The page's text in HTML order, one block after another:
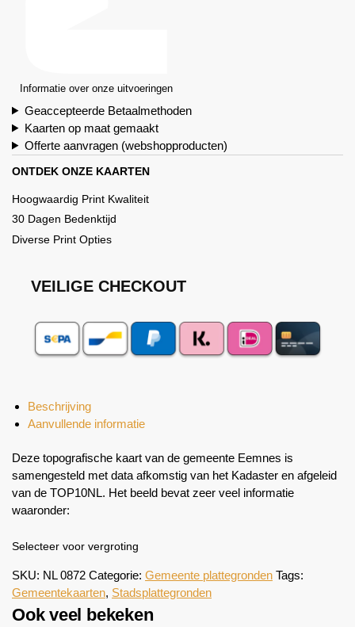
Informatie over onze uitvoeringen
Geaccepteerde Betaalmethoden
Kaarten op maat gemaakt
Offerte aanvragen (webshopproducten)
ONTDEK ONZE KAARTEN
Hoogwaardig Print Kwaliteit
30 Dagen Bedenktijd
Diverse Print Opties
VEILIGE CHECKOUT
Beschrijving
Aanvullende informatie
Deze topografische kaart van de gemeente Eemnes is
samengesteld met data afkomstig van het Kadaster en afgeleid
van de TOP10NL. Het beeld bevat zeer veel informatie
waaronder:
Selecteer voor vergroting
SKU: NL 0872 Categorie: Gemeente plattegronden Tags:
Gemeentekaarten, Stadsplattegronden
Ook veel bekeken